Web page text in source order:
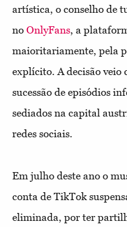
artística, o conselho de
no OnlyFans, a
maioritariamente, pela
explícito. A decisão veio
sucessão de episódios
sediados na capital
redes sociais.
Em julho deste ano o
conta de TikTok
eliminada, por ter